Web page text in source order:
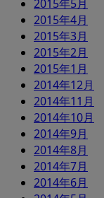
2015年5月
2015年4月
2015年3月
2015年2月
2015年1月
2014年12月
2014年11月
2014年10月
2014年9月
2014年8月
2014年7月
2014年6月